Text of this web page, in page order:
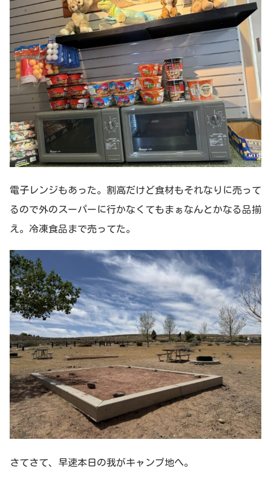
電子レンジもあった。割高だけど食材もそれなりに売って
るので外のスーパーに行かなくてもまぁなんとかなる品揃
え。冷凍食品まで売ってた。
さてさて、早速本日の我がキャンプ地へ。